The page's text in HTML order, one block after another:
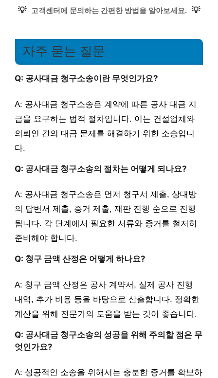
💡 고객센터에 문의하는 간편한 방법을 알아보세요. 💡
자주 묻는 질문
Q: 공사대금 청구소송이란 무엇인가요?
A: 공사대금 청구소송은 계약에 따른 공사 대금 지
급을 요구하는 법적 절차입니다. 이는 건설업체와
의뢰인 간의 대금 문제를 해결하기 위한 소송입니
다.
Q: 공사대금 청구소송의 절차는 어떻게 되나요?
A: 공사대금 청구소송은 먼저 청구서 제출, 상대방
의 답변서 제출, 증거 제출, 재판 진행 순으로 진행
됩니다. 각 단계에서 필요한 서류와 증거를 철저히
준비해야 합니다.
Q: 청구 금액 산정은 어떻게 하나요?
A: 청구 금액 산정은 공사 계약서, 실제 공사 진행
내역, 추가 비용 등을 바탕으로 산출합니다. 정확한
계산을 위해 전문가의 도움을 받는 것이 좋습니다.
Q: 공사대금 청구소송의 성공을 위해 주의할 점은 무
엇인가요?
A: 성공적인 소송을 위해서는 충분한 증거를 확보하